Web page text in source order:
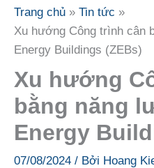
Trang chủ
Tin tức
Xu hướng Công trình cân
Energy Buildings (ZEBs)
Xu hướng
bằng năng
Energy
07/08/2024 / Bởi Hoang